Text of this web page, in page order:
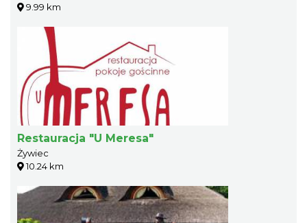
9.99 km
Restauracja "U Meresa"
Żywiec
10.24 km